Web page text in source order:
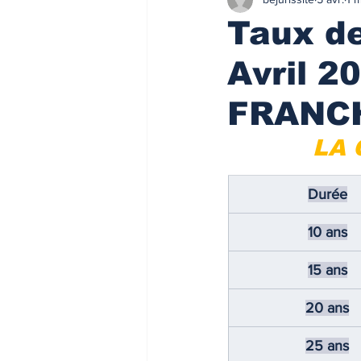
Prix de l'immobilier
Fiscalité
Taux de l'usure
Taux
Avril
LA
Durée
10 ans
15 ans
20 ans
25 ans